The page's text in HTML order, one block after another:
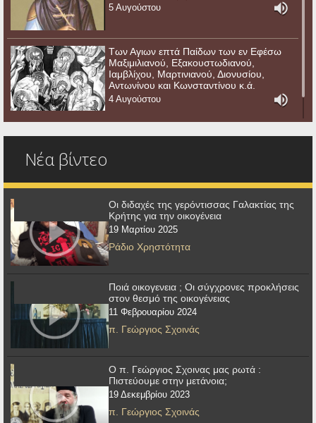
5 Αυγούστου
Των Αγιων επτά Παίδων των εν Εφέσω
Μαξιμιλιανού, Εξακουστωδιανού,
Ιαμβλίχου, Μαρτινιανού, Διονυσίου,
Αντωνίνου και Κωνσταντίνου κ.ά.
4 Αυγούστου
Νέα βίντεο
Οι διδαχές της γερόντισσας Γαλακτίας της
Κρήτης για την οικογένεια
19 Μαρτίου 2025
Ράδιο Χρηστότητα
Ποιά οικογενεια ; Οι σύγχρονες προκλήσεις
στον θεσμό της οικογένειας
11 Φεβρουαρίου 2024
π. Γεώργιος Σχοινάς
Ο π. Γεώργιος Σχοινας μας ρωτά :
Πιστεύουμε στην μετάνοια;
19 Δεκεμβρίου 2023
π. Γεώργιος Σχοινάς